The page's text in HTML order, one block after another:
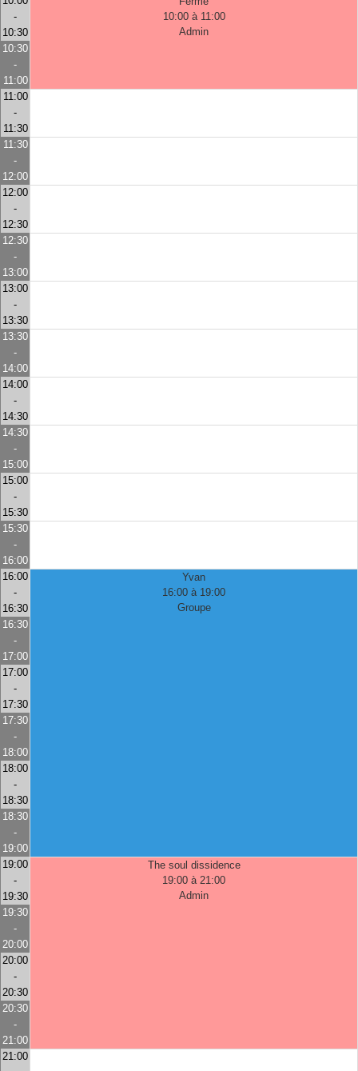
-
10:30
10:00 à 11:00
Admin
10:30
-
11:00
11:00
-
11:30
11:30
-
12:00
12:00
-
12:30
12:30
-
13:00
13:00
-
13:30
13:30
-
14:00
14:00
-
14:30
14:30
-
15:00
15:00
-
15:30
15:30
-
16:00
16:00
-
16:30
Yvan
16:00 à 19:00
Groupe
16:30
-
17:00
17:00
-
17:30
17:30
-
18:00
18:00
-
18:30
18:30
-
19:00
19:00
-
19:30
The soul dissidence
19:00 à 21:00
Admin
19:30
-
20:00
20:00
-
20:30
20:30
-
21:00
21:00